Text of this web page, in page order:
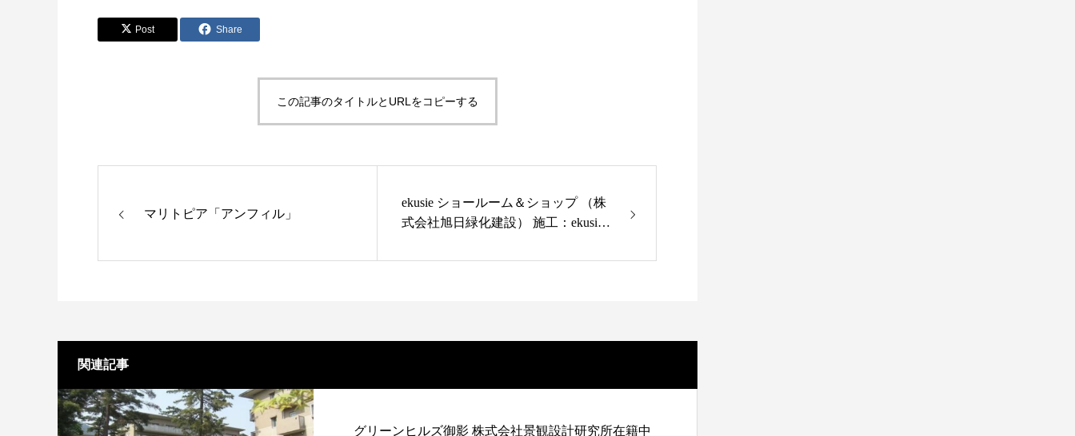
Post Share
この記事のタイトルとURLをコピーする
マリトピア「アンフィル」
ekusie ショールーム＆ショップ （株
式会社旭日緑化建設） 施工：ekusie
関連記事
グリーンヒルズ御影 株式会社景観設計研究所在籍中